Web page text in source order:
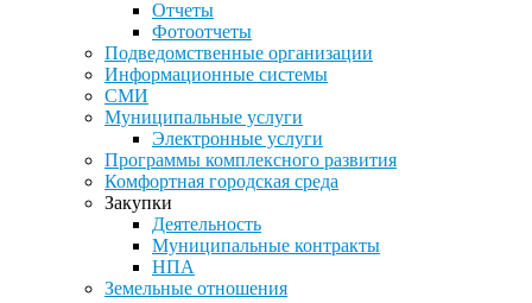
Отчеты
Фотоотчеты
Подведомственные организации
Информационные системы
СМИ
Муниципальные услуги
Электронные услуги
Программы комплексного развития
Комфортная городская среда
Закупки
Деятельность
Муниципальные контракты
НПА
Земельные отношения